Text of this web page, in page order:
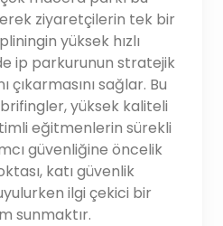
ziyaretçilerin tek bir
yüksek hızlı
ip parkurunun stratejik
çıkarmasını sağlar. Bu
yüksek kaliteli
eğitmenlerin sürekli
güvenliğine öncelik
katı güvenlik
ilgi çekici bir
sunmaktır.